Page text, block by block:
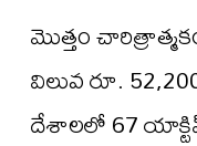
మొత్తం
విలువ రూ.
దేశాలలో 67 యాక్టివ్